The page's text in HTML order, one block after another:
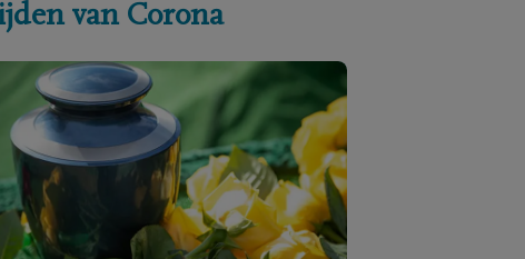
van Corona